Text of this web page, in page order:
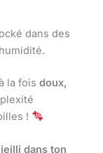
dans des
la fois doux,
!
dans ton